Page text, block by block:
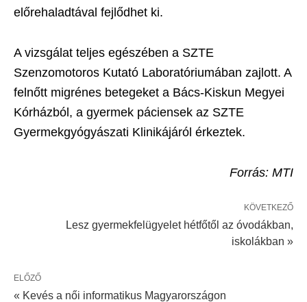
előrehaladtával fejlődhet ki.
A vizsgálat teljes egészében a SZTE
Szenzomotoros Kutató Laboratóriumában zajlott. A
felnőtt migrénes betegeket a Bács-Kiskun Megyei
Kórházból, a gyermek páciensek az SZTE
Gyermekgyógyászati Klinikájáról érkeztek.
Forrás: MTI
KÖVETKEZŐ
Lesz gyermekfelügyelet hétfőtől az óvodákban,
iskolákban »
ELŐZŐ
« Kevés a női informatikus Magyarországon